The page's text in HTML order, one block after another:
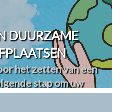
DUURZAME
het zetten van een
stap om uw
te vergroenen en